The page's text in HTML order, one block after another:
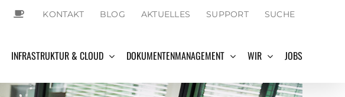
KONTAKT BLOG AKTUELLES SUPPORT SUCHE
INFRASTRUKTUR & CLOUD DOKUMENTENMANAGEMENT WIR JOBS